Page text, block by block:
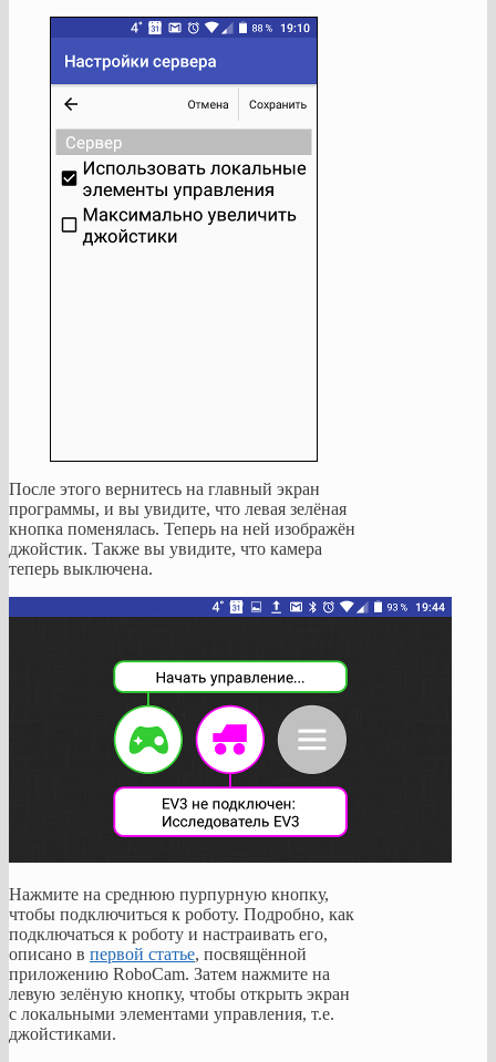
После этого вернитесь на главный экран
программы, и вы увидите, что левая зелёная
кнопка поменялась. Теперь на ней изображён
джойстик. Также вы увидите, что камера
теперь выключена.
Нажмите на среднюю пурпурную кнопку,
чтобы подключиться к роботу. Подробно, как
подключаться к роботу и настраивать его,
описано в первой статье, посвящённой
приложению RoboCam. Затем нажмите на
левую зелёную кнопку, чтобы открыть экран
с локальными элементами управления, т.е.
джойстиками.